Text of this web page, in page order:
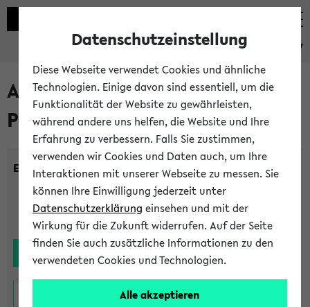
eKVV
Alle noch stattfindenden
Prüfungen
Einrichtung:
Datenschutzeinstellung
Diese Webseite verwendet Cookies und ähnliche
Technologien. Einige davon sind essentiell, um die
Funktionalität der Website zu gewährleisten,
während andere uns helfen, die Website und Ihre
Erfahrung zu verbessern. Falls Sie zustimmen,
verwenden wir Cookies und Daten auch, um Ihre
Interaktionen mit unserer Webseite zu messen. Sie
können Ihre Einwilligung jederzeit unter
Datenschutzerklärung einsehen und mit der
Wirkung für die Zukunft widerrufen. Auf der Seite
finden Sie auch zusätzliche Informationen zu den
verwendeten Cookies und Technologien.
Alle akzeptieren